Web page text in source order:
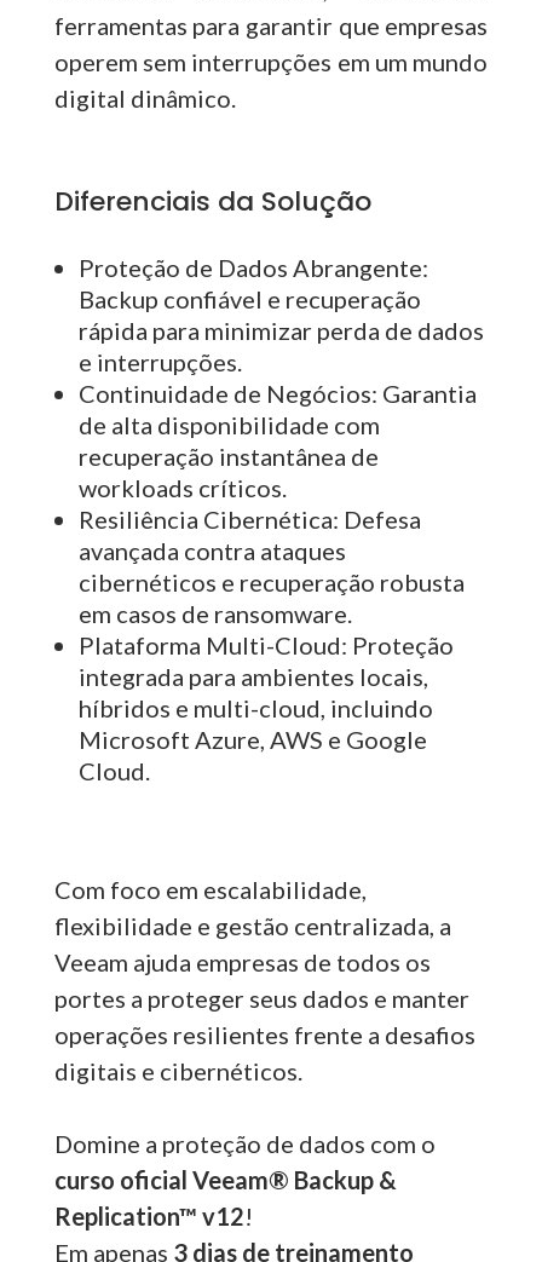
ferramentas para garantir que empresas
operem sem interrupções em um mundo
digital dinâmico.
Diferenciais da Solução
Proteção de Dados Abrangente:
Backup confiável e recuperação
rápida para minimizar perda de dados
e interrupções.
Continuidade de Negócios: Garantia
de alta disponibilidade com
recuperação instantânea de
workloads críticos.
Resiliência Cibernética: Defesa
avançada contra ataques
cibernéticos e recuperação robusta
em casos de ransomware.
Plataforma Multi-Cloud: Proteção
integrada para ambientes locais,
híbridos e multi-cloud, incluindo
Microsoft Azure, AWS e Google
Cloud.
Com foco em escalabilidade,
flexibilidade e gestão centralizada, a
Veeam ajuda empresas de todos os
portes a proteger seus dados e manter
operações resilientes frente a desafios
digitais e cibernéticos.
Domine a proteção de dados com o
curso oficial Veeam® Backup &
Replication™ v12!
Em apenas 3 dias de treinamento